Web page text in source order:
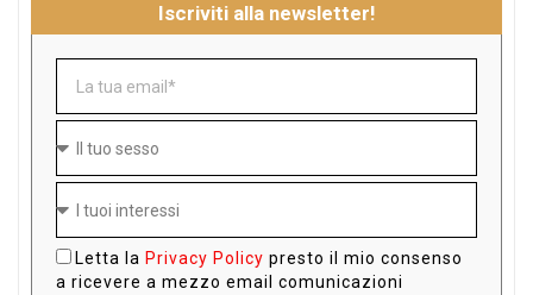
Iscriviti alla newsletter!
Letta la Privacy Policy presto il mio consenso
a ricevere a mezzo email comunicazioni